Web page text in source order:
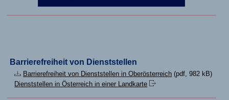
Barrierefreiheit von Dienststellen
Barrierefreiheit von Dienststellen in Oberösterreich (pdf, 982 kB)
Dienststellen in Österreich in einer Landkarte